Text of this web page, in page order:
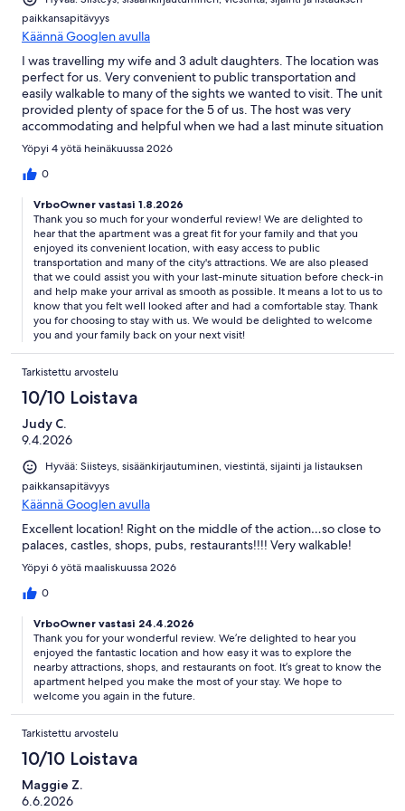
paikkansapitävyys
Käännä Googlen avulla
I was travelling my wife and 3 adult daughters. The location was
perfect for us. Very convenient to public transportation and
easily walkable to many of the sights we wanted to visit. The unit
provided plenty of space for the 5 of us. The host was very
accommodating and helpful when we had a last minute situation
prior to check in.We would definitely stay here again on a future
visit.
Yöpyi 4 yötä heinäkuussa 2026
0
VrboOwner vastasi 1.8.2026
Thank you so much for your wonderful review! We are delighted to
hear that the apartment was a great fit for your family and that you
enjoyed its convenient location, with easy access to public
transportation and many of the city's attractions. We are also pleased
that we could assist you with your last-minute situation before check-in
and help make your arrival as smooth as possible. It means a lot to us to
know that you felt well looked after and had a comfortable stay. Thank
you for choosing to stay with us. We would be delighted to welcome
you and your family back on your next visit!
Tarkistettu arvostelu
10/10 Loistava
Judy C.
9.4.2026
Hyvää: Siisteys, sisäänkirjautuminen, viestintä, sijainti ja listauksen
paikkansapitävyys
Käännä Googlen avulla
Excellent location! Right on the middle of the action…so close to
palaces, castles, shops, pubs, restaurants!!!! Very walkable!
Yöpyi 6 yötä maaliskuussa 2026
0
VrboOwner vastasi 24.4.2026
Thank you for your wonderful review. We’re delighted to hear you
enjoyed the fantastic location and how easy it was to explore the
nearby attractions, shops, and restaurants on foot. It’s great to know the
apartment helped you make the most of your stay. We hope to
welcome you again in the future.
Tarkistettu arvostelu
10/10 Loistava
Maggie Z.
6.6.2026